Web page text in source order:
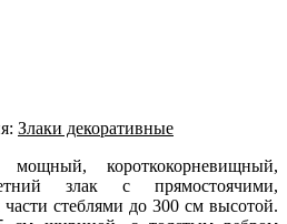
Злаки декоративные
мощный, короткокорневищный,
злак с прямостоячими,
стеблями до 300 см высотой.